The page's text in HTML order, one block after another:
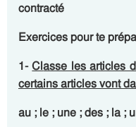
contracté
Exercices pour te
1-Classe les articles
certains articles vont
au ; le ; une ; des ; la ;